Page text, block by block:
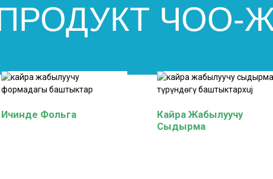
ЧОО-
Ичинде Фольга
Кайра Жабылуучу
Сыдырма